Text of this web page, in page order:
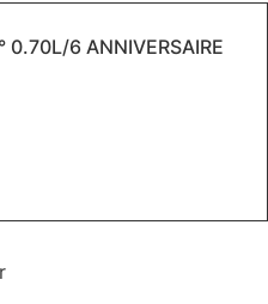
0.70L/6 ANNIVERSAIRE